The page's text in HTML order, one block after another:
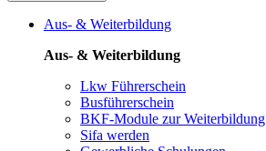
Aus- & Weiterbildung
Aus- & Weiterbildung
Lkw Führerschein
Busführerschein
BKF-Module zur Weiterbildung
Sifa werden